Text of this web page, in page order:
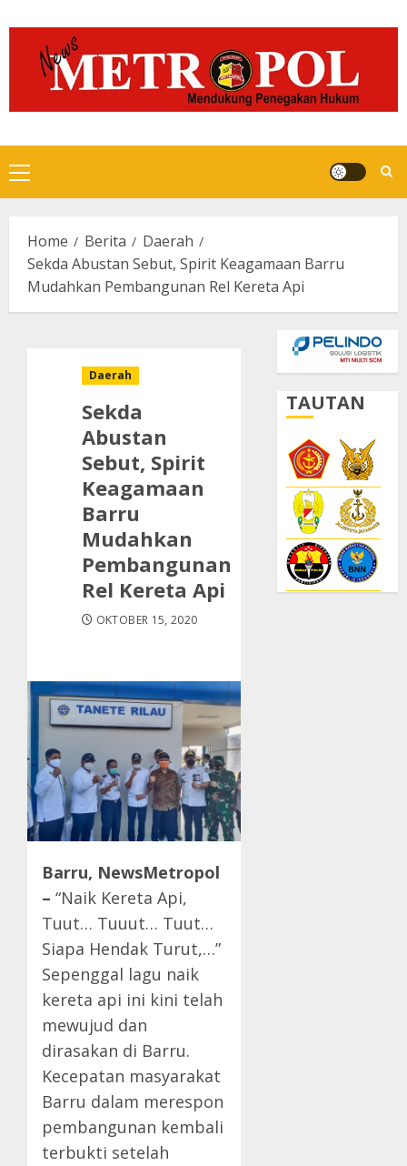
to
content
Primary
Menu
Home Berita
Daerah
Sekda Abustan Sebut, Spirit Keagamaan Barru
Mudahkan Pembangunan Rel Kereta Api
Daerah
Sekda
Abustan
Sebut, Spirit
Keagamaan
Barru
Mudahkan
Pembangunan
Rel Kereta Api
OKTOBER 15, 2020
Barru, NewsMetropol
– “Naik Kereta Api,
Tuut… Tuuut… Tuut…
Siapa Hendak Turut,…”
Sepenggal lagu naik
kereta api ini kini telah
mewujud dan
dirasakan di Barru.
Kecepatan masyarakat
Barru dalam merespon
pembangunan kembali
terbukti setelah
TAUTAN